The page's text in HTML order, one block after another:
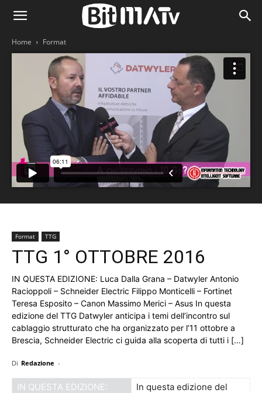
Home Format
Format TTG
TTG 1° OTTOBRE 2016
IN QUESTA EDIZIONE: Luca Dalla Grana – Datwyler Antonio
Racioppoli – Schneider Electric Filippo Monticelli – Fortinet
Teresa Esposito – Canon Massimo Merici – Asus In questa
edizione del TTG Datwyler anticipa i temi dell’incontro sul
cablaggio strutturato che ha organizzato per l’11 ottobre a
Brescia, Schneider Electric ci guida alla scoperta di tutti i […]
Di Redazione -
IN QUESTA EDIZIONE:
In questa edizione del